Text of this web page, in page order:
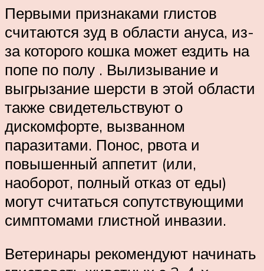
Первыми признаками глистов
считаются зуд в области ануса, из-
за которого кошка может ездить на
попе по полу . Вылизывание и
выгрызание шерсти в этой области
также свидетельствуют о
дискомфорте, вызванном
паразитами. Понос, рвота и
повышенный аппетит (или,
наоборот, полный отказ от еды)
могут считаться сопутствующими
симптомами глистной инвазии.
Ветеринары рекомендуют начинать